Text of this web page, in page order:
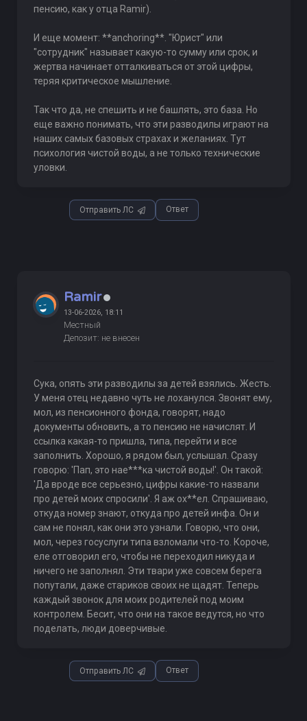
пенсию, как у отца Ramir).
И еще момент: **anchoring**. "Юрист" или
"сотрудник" называет какую-то сумму или срок, и
жертва начинает отталкиваться от этой цифры,
теряя критическое мышление.
Так что да, не спешить и не башлять, это база. Но
еще важно понимать, что эти разводилы играют на
наших самых базовых страхах и желаниях. Тут
психология чистой воды, а не только технические
уловки.
Отправить ЛС Ответ
Ramir
13-06-2026, 18:11
Местный
Депозит: не внесен
Сука, опять эти разводилы за детей взялись. Жесть.
У меня отец недавно чуть не лоханулся. Звонят ему,
мол, из пенсионного фонда, говорят, надо
документы обновить, а то пенсию не начислят. И
ссылка какая-то пришла, типа, перейти и все
заполнить. Хорошо, я рядом был, услышал. Сразу
говорю: 'Пап, это нае***ка чистой воды!'. Он такой:
'Да вроде все серьезно, цифры какие-то назвали
про детей моих спросили'. Я аж ох**ел. Спрашиваю,
откуда номер знают, откуда про детей инфа. Он и
сам не понял, как они это узнали. Говорю, что они,
мол, через госуслуги типа взломали что-то. Короче,
еле отговорил его, чтобы не переходил никуда и
ничего не заполнял. Эти твари уже совсем берега
попутали, даже стариков своих не щадят. Теперь
каждый звонок для моих родителей под моим
контролем. Бесит, что они на такое ведутся, но что
поделать, люди доверчивые.
Отправить ЛС Ответ